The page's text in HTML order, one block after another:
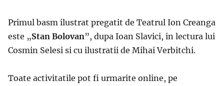
Primul basm ilustrat pregatit de Teatrul Ion Creanga
este „Stan Bolovan”, dupa Ioan Slavici, in lectura lui
Cosmin Selesi si cu ilustratii de Mihai Verbitchi.
Toate activitatile pot fi urmarite online, pe